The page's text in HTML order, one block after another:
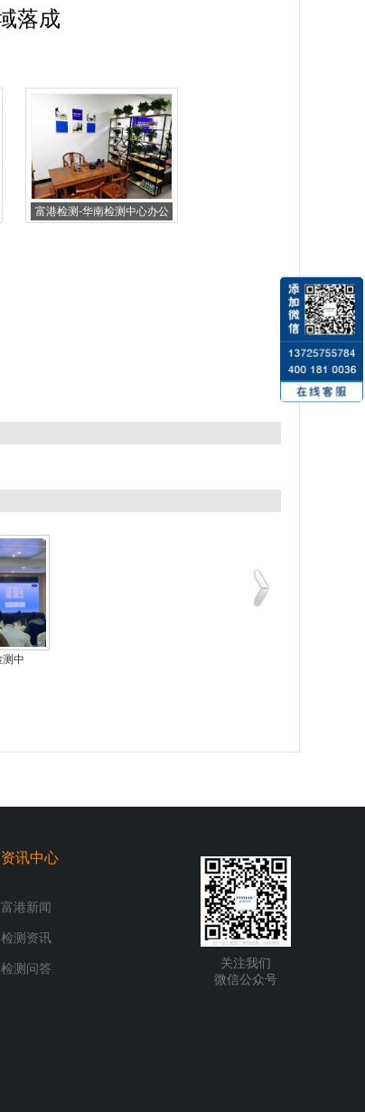
落成
富港检测-华南检测中心办公
中
资讯中心
富港新闻
检测资讯
检测问答
关注我们
微信公众号